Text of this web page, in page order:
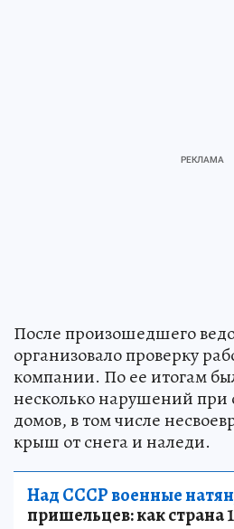
После произошедшего
организовало проверку
компании. По ее итогам
несколько нарушений при
домов, в том числе
крыш от снега и наледи.
Над СССР военные
пришельцев: как страна